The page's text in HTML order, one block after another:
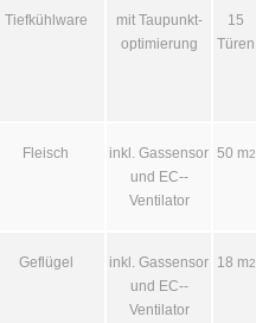
Tiefkühlware
mit Taupunkt­
optimierung
15
Türen
Fleisch
inkl. Gas­sensor
und EC-­
Ventilator
50 m2
Geflügel
inkl. Gas­sensor
und EC-­
Ventilator
18 m2